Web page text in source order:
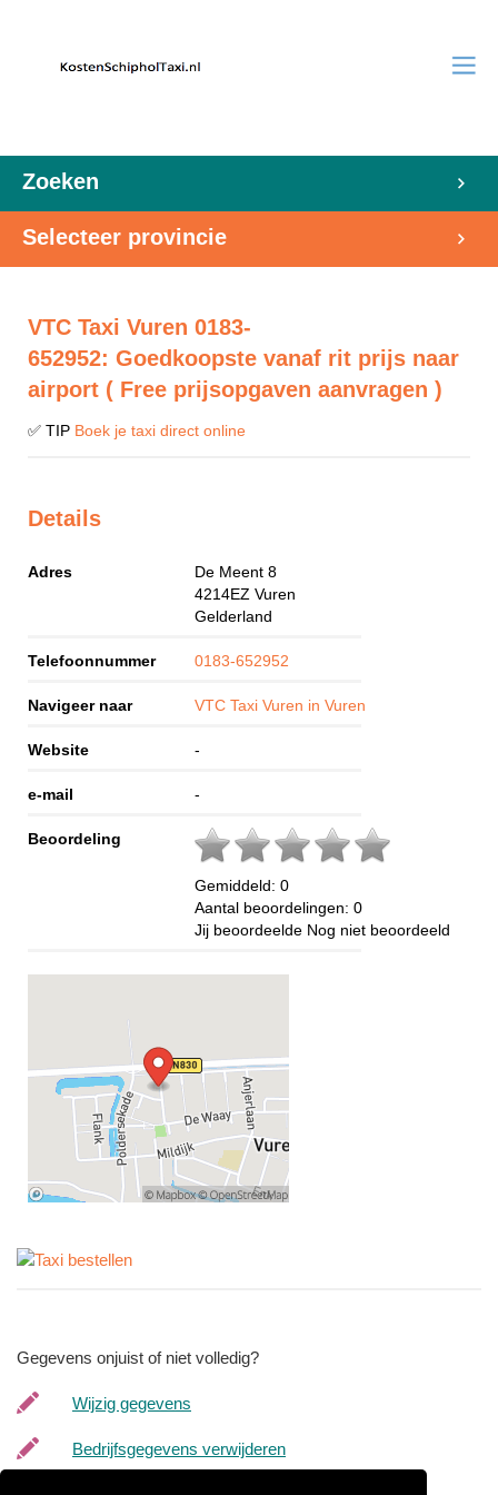
Zoeken
Selecteer provincie
VTC Taxi Vuren 0183-
652952: Goedkoopste vanaf rit prijs naar
airport ( Free prijsopgaven aanvragen )
✅ TIP Boek je taxi direct online
Details
Adres
De Meent 8
4214EZ Vuren
Gelderland
Telefoonnummer 0183-652952
Navigeer naar VTC Taxi Vuren in Vuren
Website -
e-mail -
Beoordeling
Gemiddeld: 0
Aantal beoordelingen: 0
Jij beoordeelde Nog niet beoordeeld
Gegevens onjuist of niet volledig?
Wijzig gegevens
Bedrijfsgegevens verwijderen